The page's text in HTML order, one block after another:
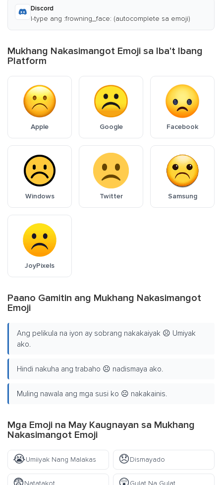
Discord
I-type ang :frowning_face: (autocomplete sa emoji)
Mukhang Nakasimangot Emoji sa Iba't Ibang
Platform
Apple Google Facebook
Windows Twitter Samsung
JoyPixels
Paano Gamitin ang Mukhang Nakasimangot
Emoji
Ang pelikula na iyon ay sobrang nakakaiyak ☹️ Umiyak
ako.
Hindi nakuha ang trabaho ☹️ nadismaya ako.
Muling nawala ang mga susi ko ☹️ nakakainis.
Mga Emoji na May Kaugnayan sa Mukhang
Nakasimangot Emoji
😭Umiiyak Nang Malakas 😞Dismayado
Natatakot Gulat Na Gulat